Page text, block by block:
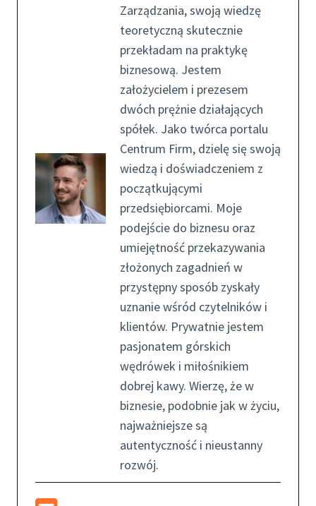
Zarządzania, swoją wiedzę
teoretyczną skutecznie
przekładam na praktykę
biznesową. Jestem
założycielem i prezesem
dwóch prężnie działających
spółek. Jako twórca portalu
Centrum Firm, dzielę się swoją
wiedzą i doświadczeniem z
początkującymi
przedsiębiorcami. Moje
podejście do biznesu oraz
umiejętność przekazywania
złożonych zagadnień w
przystępny sposób zyskały
uznanie wśród czytelników i
klientów. Prywatnie jestem
pasjonatem górskich
wędrówek i miłośnikiem
dobrej kawy. Wierzę, że w
biznesie, podobnie jak w życiu,
najważniejsze są
autentyczność i nieustanny
rozwój.